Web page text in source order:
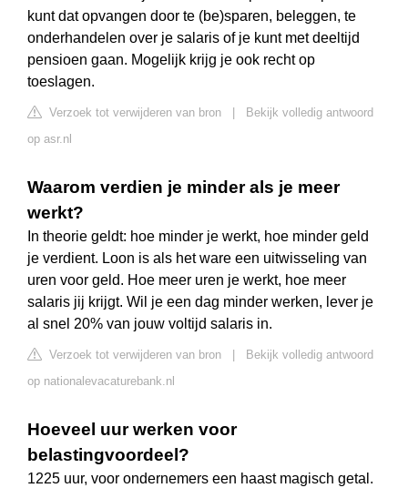
kunt dat opvangen door te (be)sparen, beleggen, te
onderhandelen over je salaris of je kunt met deeltijd
pensioen gaan. Mogelijk krijg je ook recht op
toeslagen.
Verzoek tot verwijderen van bron
Bekijk volledig antwoord
op asr.nl
Waarom verdien je minder als je meer
werkt?
In theorie geldt: hoe minder je werkt, hoe minder geld
je verdient. Loon is als het ware een uitwisseling van
uren voor geld. Hoe meer uren je werkt, hoe meer
salaris jij krijgt. Wil je een dag minder werken, lever je
al snel 20% van jouw voltijd salaris in.
Verzoek tot verwijderen van bron
Bekijk volledig antwoord
op nationalevacaturebank.nl
Hoeveel uur werken voor
belastingvoordeel?
1225 uur, voor ondernemers een haast magisch getal.